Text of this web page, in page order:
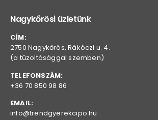
Nagykőrösi üzletünk
CÍM:
2750 Nagykőrös, Rákóczi u. 4.
(a tűzoltósággal szemben)
TELEFONSZÁM:
+36 70 850 98 86
EMAIL:
info@trendgyerekcipo.hu